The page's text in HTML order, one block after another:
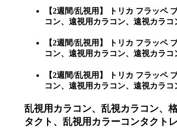
【2週間/乱視用】 トリカ フラッペ
コン、遠視用カラコン、遠視カラ
【2週間/乱視用】 トリカ フラッペ
コン、遠視用カラコン、遠視カラ
【2週間/乱視用】 トリカ フラッペ
コン、遠視用カラコン、遠視カラコ
乱視用カラコン、乱視カラコン、
タクト、乱視用カラーコンタクト